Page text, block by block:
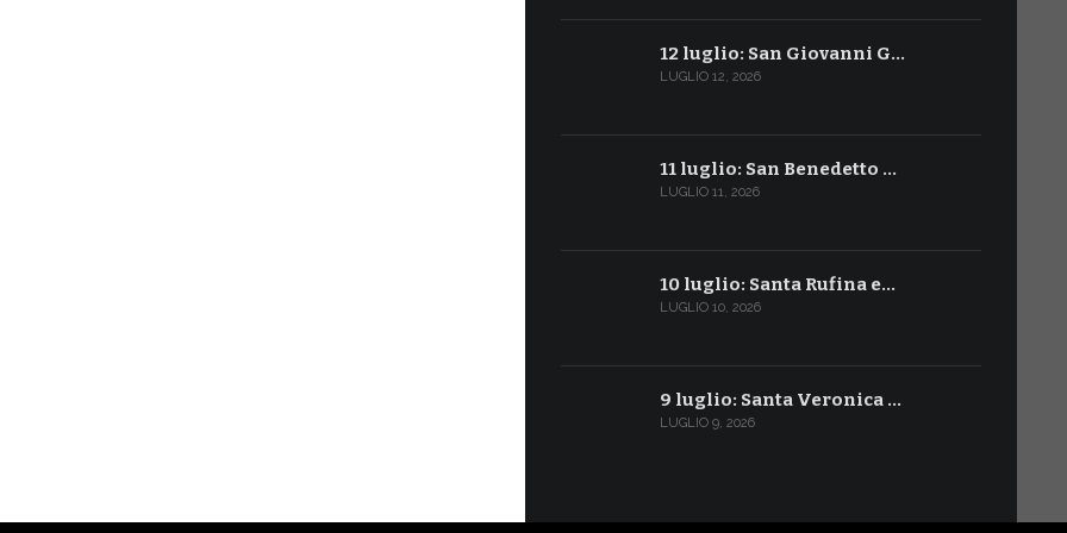
12 luglio: San Giovanni G…
LUGLIO 12, 2026
11 luglio: San Benedetto …
LUGLIO 11, 2026
10 luglio: Santa Rufina e…
LUGLIO 10, 2026
9 luglio: Santa Veronica …
LUGLIO 9, 2026